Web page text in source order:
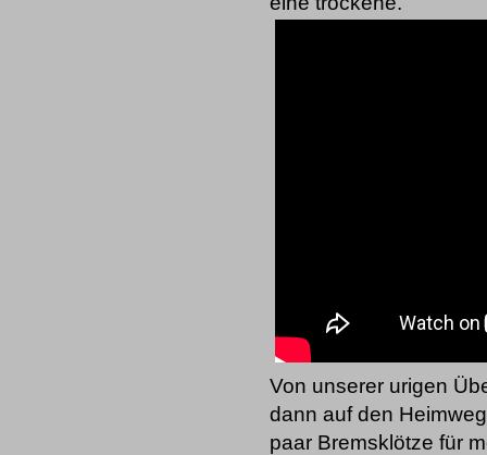
Von unserer urigen
dann auf den
paar Bremsklötze für